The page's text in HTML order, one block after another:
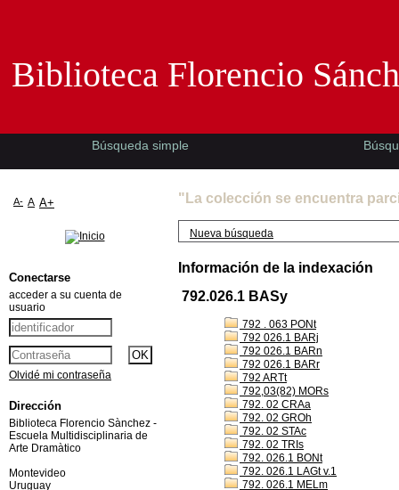
"La colección se encuentra
Nueva búsqueda
Información de la indexación
792.026.1 BASy
792 . 063 PONt
792 026.1 BARj
792 026.1 BARn
792 026.1 BARr
792 ARTt
792,03(82) MORs
792. 02 CRAa
792. 02 GROh
792. 02 STAc
792. 02 TRIs
792. 026.1 BONt
792. 026.1 LAGt v.1
792. 026.1 MELm
Biblioteca Florencio
Búsqueda simple
A- A A+
Conectarse
acceder a su cuenta de
usuario
Olvidé mi contraseña
Dirección
Biblioteca Florencio Sànchez -
Escuela Multidisciplinaria de
Arte Dramàtico
Montevideo
Uruguay